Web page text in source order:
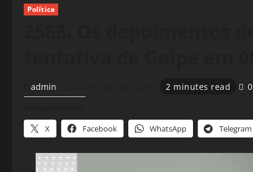
Política
admin 2 minutes read 0
X Facebook WhatsApp Telegram